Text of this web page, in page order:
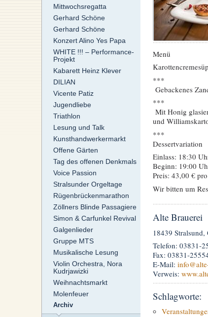
Mittwochsregatta
Gerhard Schöne
Gerhard Schöne
Konzert Alino Yes Papa
WHITE !!! – Performance-
Projekt
Kabarett Heinz Klever
DILIAN
Vicente Patiz
Jugendliebe
Triathlon
Lesung und Talk
Kunsthandwerkermarkt
Offene Gärten
Tag des offenen Denkmals
Voice Passion
Stralsunder Orgeltage
Rügenbrückenmarathon
Zöllners Blinde Passagiere
Simon & Carfunkel Revival
Galgenlieder
Gruppe MTS
Musikalische Lesung
Violin Orchestra, Nora
Kudrjawizki
Weihnachtsmarkt
Molenfeuer
Archiv
Menü
***
Gebackenes
***
Mit Honig
und
***
Dessertvariation
Einlass: 18:30
Beginn: 19:00
Preis: 43,00 €
Wir bitten um
Alte Brauerei
18439
Telefon: 03831-
Fax: 03831-
E-Mail: info
Verweis:
Schlagworte: